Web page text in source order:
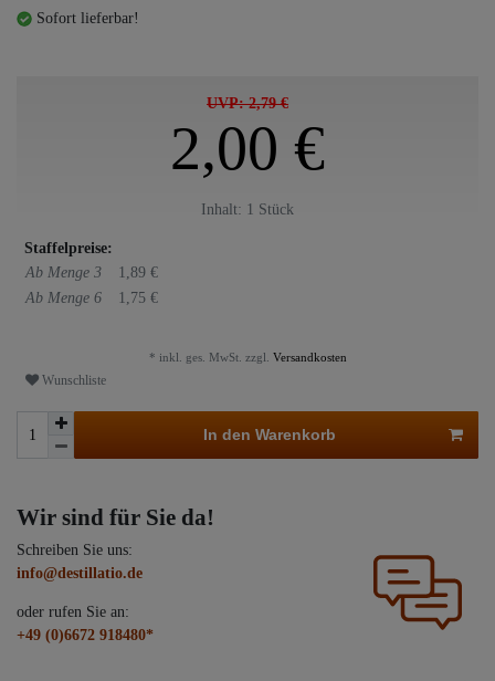
Sofort lieferbar!
UVP: 2,79 €
2,00 €
Inhalt: 1 Stück
Staffelpreise:
Ab Menge 3
1,89 €
Ab Menge 6
1,75 €
* inkl. ges. MwSt. zzgl. Versandkosten
Wunschliste
In den Warenkorb
Wir sind für Sie da!
Schreiben Sie uns:
info@destillatio.de
oder rufen Sie an:
+49 (0)6672 918480*